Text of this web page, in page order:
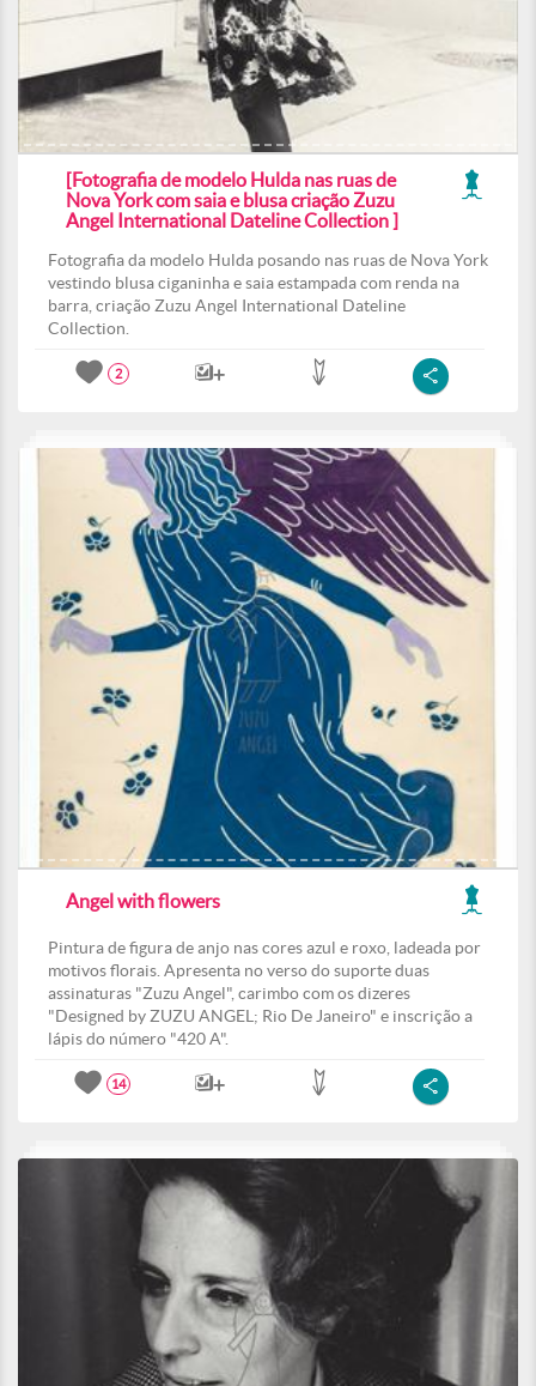
[Fotografia de modelo Hulda nas ruas de
Nova York com saia e blusa criação Zuzu
Angel International Dateline Collection ]
Fotografia da modelo Hulda posando nas ruas de Nova York
vestindo blusa ciganinha e saia estampada com renda na
barra, criação Zuzu Angel International Dateline
Collection.
2
Angel with flowers
Pintura de figura de anjo nas cores azul e roxo, ladeada por
motivos florais. Apresenta no verso do suporte duas
assinaturas "Zuzu Angel", carimbo com os dizeres
"Designed by ZUZU ANGEL; Rio De Janeiro" e inscrição a
lápis do número "420 A".
14